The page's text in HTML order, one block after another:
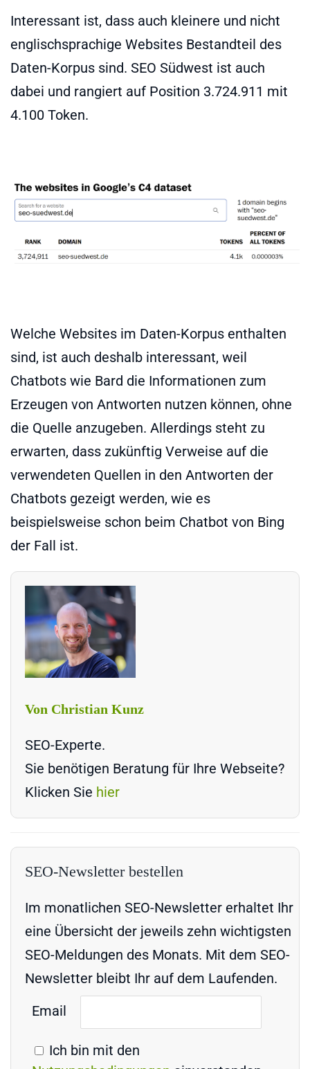
Interessant ist, dass auch kleinere und nicht
englischsprachige Websites Bestandteil des
Daten-Korpus sind. SEO Südwest ist auch
dabei und rangiert auf Position 3.724.911 mit
4.100 Token.
Welche Websites im Daten-Korpus enthalten
sind, ist auch deshalb interessant, weil
Chatbots wie Bard die Informationen zum
Erzeugen von Antworten nutzen können, ohne
die Quelle anzugeben. Allerdings steht zu
erwarten, dass zukünftig Verweise auf die
verwendeten Quellen in den Antworten der
Chatbots gezeigt werden, wie es
beispielsweise schon beim Chatbot von Bing
der Fall ist.
Von Christian Kunz
SEO-Experte.
Sie benötigen Beratung für Ihre Webseite?
Klicken Sie hier
SEO-Newsletter bestellen
Im monatlichen SEO-Newsletter erhaltet Ihr
eine Übersicht der jeweils zehn wichtigsten
SEO-Meldungen des Monats. Mit dem SEO-
Newsletter bleibt Ihr auf dem Laufenden.
Email
Ich bin mit den